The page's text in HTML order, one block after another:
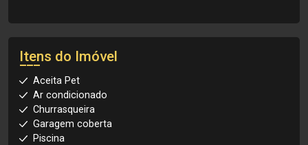
Itens do Imóvel
Aceita Pet
Ar condicionado
Churrasqueira
Garagem coberta
Piscina